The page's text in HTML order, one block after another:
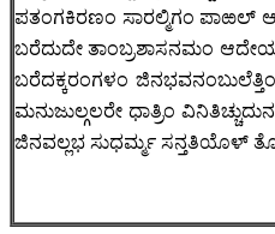
ಪತಂಗಕಿರಣಂ ಸಾರಲ್ಮಿಗಂ ಪಾಱಲ್
ಬರೆದುದೇ ತಾಂಬ್ರಶಾಸನಮಂ
ಬರೆದಕ್ಕರಂಗಳಂ
ಮನುಜುಲ್ಗಲರೇ ಧಾತ್ರಿಂ
ಜಿನವಲ್ಲಭ ಸುಧರ್ಮ್ಮ ಸನ್ತತಿಯೊಳ್